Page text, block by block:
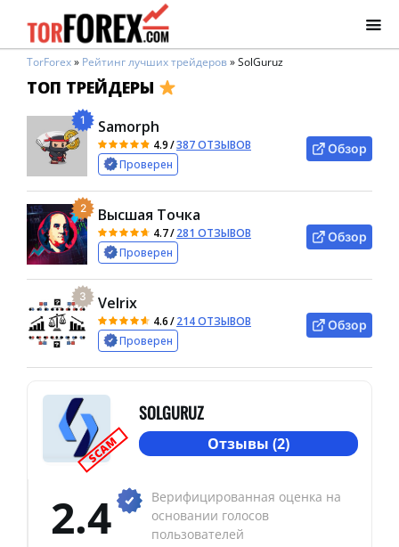
TorForex» Рейтинг лучших трейдеров»SolGuruz
ТОП ТРЕЙДЕРЫ
1 Samorph
4.9/387 ОТЗЫВОВ
Проверен
Обзор
2 Высшая Точка
4.7/281 ОТЗЫВОВ
Проверен
Обзор
3 Velrix
4.6/214 ОТЗЫВОВ
Проверен
Обзор
SCAM
SOLGURUZ
Отзывы (2)
2.4
Верифицированная оценка на
основании голосов
пользователей